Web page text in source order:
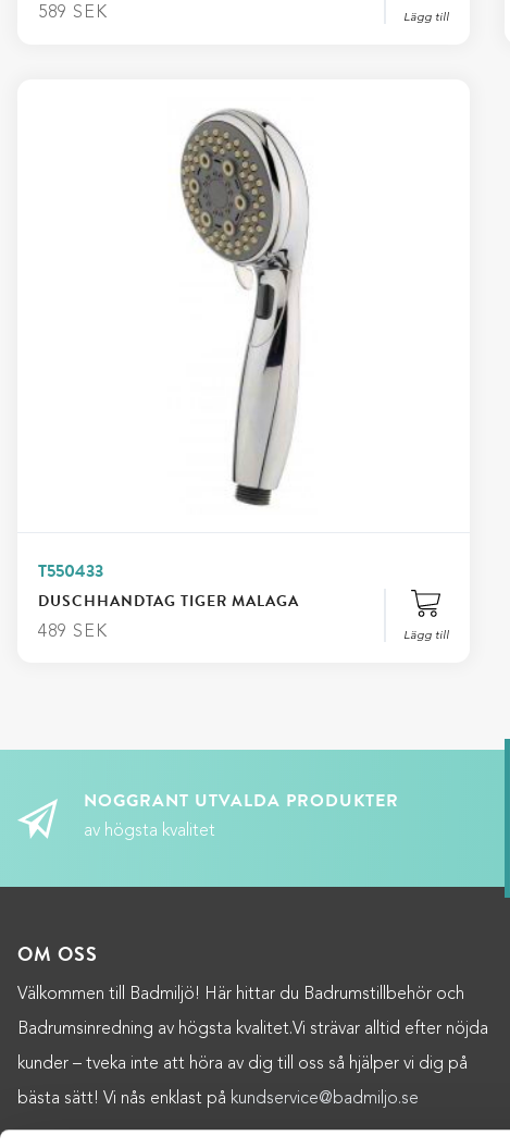
589 SEK Lägg till
T550433
DUSCHHANDTAG TIGER MALAGA
489 SEK Lägg till
NOGGRANT UTVALDA PRODUKTER
av högsta kvalitet
OM OSS
Välkommen till Badmiljö! Här hittar du Badrumstillbehör och
Badrumsinredning av högsta kvalitet.Vi strävar alltid efter nöjda
kunder – tveka inte att höra av dig till oss så hjälper vi dig på
bästa sätt! Vi nås enklast på kundservice@badmiljo.se